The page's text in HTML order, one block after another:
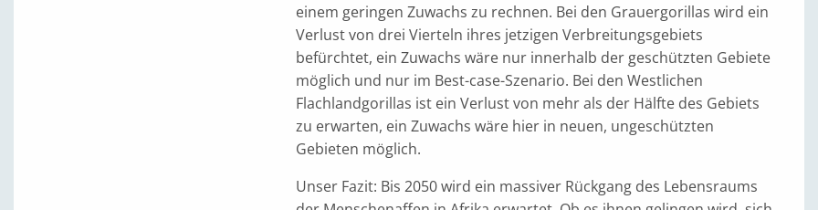
einem geringen Zuwachs zu rechnen. Bei den Grauergorillas wird ein
Verlust von drei Vierteln ihres jetzigen Verbreitungsgebiets
befürchtet, ein Zuwachs wäre nur innerhalb der geschützten Gebiete
möglich und nur im Best-case-Szenario. Bei den Westlichen
Flachlandgorillas ist ein Verlust von mehr als der Hälfte des Gebiets
zu erwarten, ein Zuwachs wäre hier in neuen, ungeschützten
Gebieten möglich.
Unser Fazit: Bis 2050 wird ein massiver Rückgang des Lebensraums